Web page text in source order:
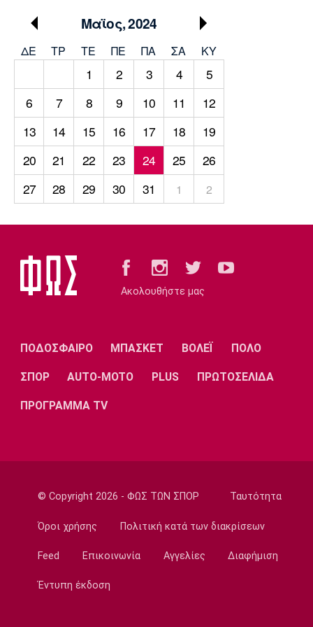
Running
Media
Παρασκήνιο
Ιωνικός Κηφισιά Πανσερραϊκός
Μπαρτσελόνα
Ρεάλ
Μαδρίτης
Ατλέτικο
Μαδρίτης
Ίντερ
Ντόρτμουντ
Ζερμέν
Ερυθρός
Μαϊος, 2024
ΔΕ ΤΡ TΕ ΠΕ ΠΑ ΣΑ ΚΥ
1 2 3 4
5
6
7 8 9 10 11
12
13
14 15 16 17 18
19
20
21 22 23 24 25
26
27
28 29 30 31 1 2
Ακολουθήστε μας
ΠΟΔΟΣΦΑΙΡΟ ΜΠΑΣΚΕΤ ΒΟΛΕΪ ΠΟΛΟ
ΣΠΟΡ AUTO-MOTO PLUS ΠΡΩΤΟΣΕΛΙΔΑ
ΠΡΟΓΡΑΜΜΑ TV
© Copyright 2026 - ΦΩΣ ΤΩΝ ΣΠΟΡ Ταυτότητα
Όροι χρήσης Πολιτική κατά των διακρίσεων
Feed Επικοινωνία Αγγελίες Διαφήμιση
Έντυπη έκδοση